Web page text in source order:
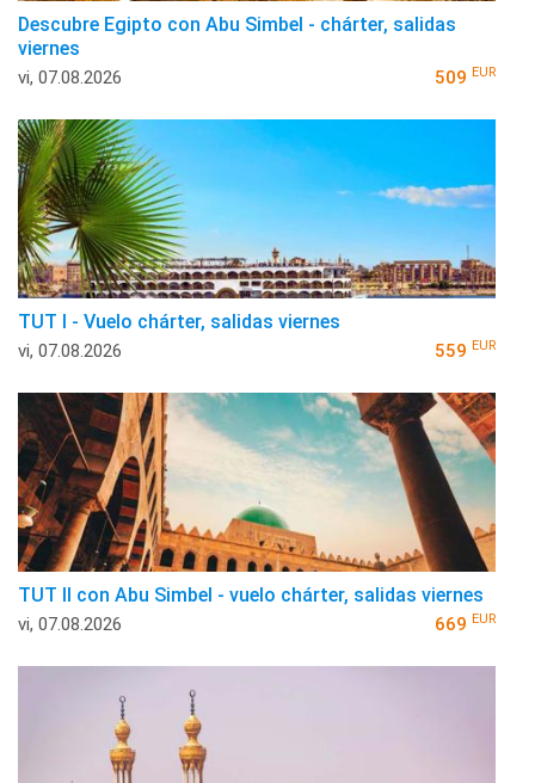
Descubre Egipto con Abu Simbel - chárter, salidas
viernes
vi, 07.08.2026 509 EUR
TUT I - Vuelo chárter, salidas viernes
vi, 07.08.2026 559 EUR
TUT II con Abu Simbel - vuelo chárter, salidas viernes
vi, 07.08.2026 669 EUR